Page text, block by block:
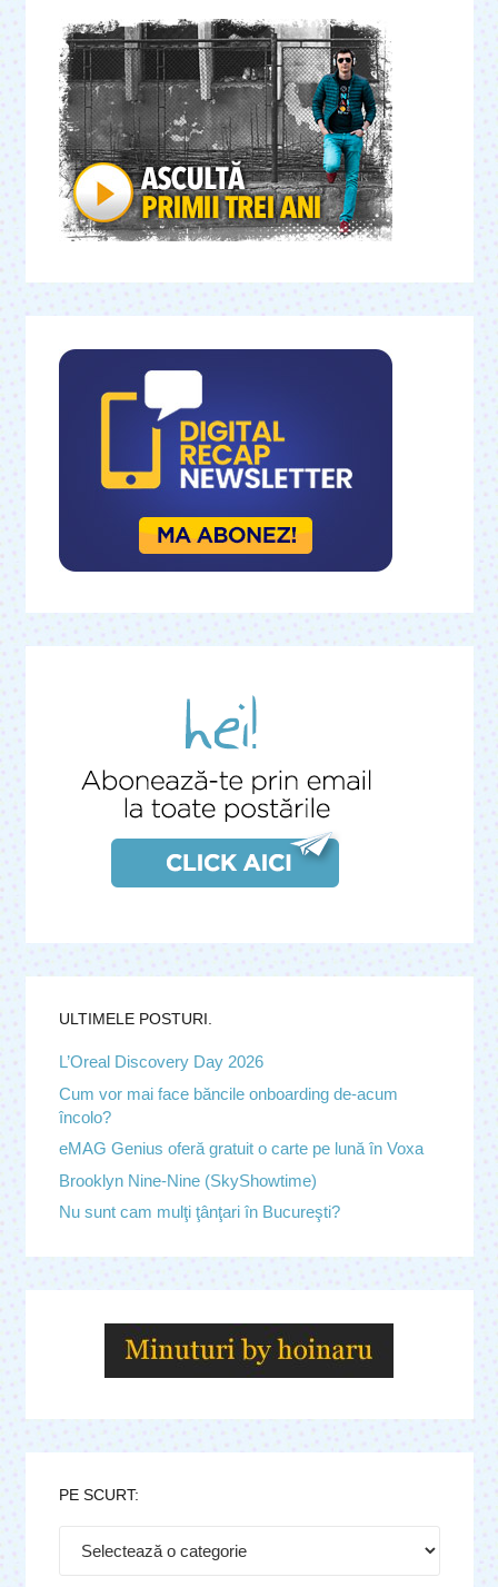
ULTIMELE POSTURI.
L’Oreal Discovery Day 2026
Cum vor mai face băncile onboarding de-acum
încolo?
eMAG Genius oferă gratuit o carte pe lună în Voxa
Brooklyn Nine-Nine (SkyShowtime)
Nu sunt cam mulţi ţânţari în Bucureşti?
PE SCURT: